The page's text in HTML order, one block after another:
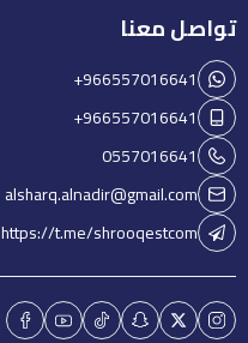
تواصل معنا
+966557016641
+966557016641
0557016641
alsharq.alnadir@gmail.com
https://t.me/shrooqestcom